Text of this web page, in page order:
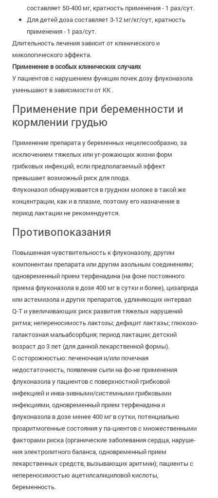
составляет 50-400 мг, кратность применения - 1 раз/сут.
Для детей доза составляет 3-12 мг/кг/сут, кратность
применения - 1 раз/сут.
Длительность лечения зависит от клинического и
микологического эффекта.
Применение в особых клинических случаях
У пациентов с нарушением функции почек дозу флуконазола
уменьшают в зависимости от КК .
Применение при беременности и
кормлении грудью
Применение препарата у беременных нецелесообразно, за
исключением тяжелых или уг-рожающих жизни форм
грибковых инфекций, если предполагаемый эффект
превышает возможный риск для плода.
Флуконазол обнаруживается в грудном молоке в такой же
концентрации, как и в плазме, поэтому его назначение в
период лактации не рекомендуется.
Противопоказания
Повышенная чувствительность к флуконазолу, другим
компонентам препарата или другим азольным соединениям;
одновременный прием терфенадина (на фоне постоянного
приема флуконазола в дозе 400 мг в сутки и более), цизаприда
или астемизола и других препаратов, удлиняющих интервал
Q-T и увеличивающих риск развития тяжелых нарушений
ритма; непереносимость лактозы; дефицит лактазы; глюкозо-
галактозная мальабсорбция; период лактации; детский
возраст до 3 лет (для данной лекарственной формы).
С осторожностью: печеночная и/или почечная
недостаточность, появление сыпи на фо-не применения
флуконазола у пациентов с поверхностной грибковой
инфекцией и инва-зивными/системными грибковыми
инфекциями, одновременный прием терфенадина и
флуконазола в дозе менее 400 мг в сутки, потенциально
проаритмогенные состояния у па-циентов с множественными
факторами риска (органические заболевания сердца, наруше-
ния электролитного баланса, одновременный прием
лекарственных средств, вызывающих аритмии); пациенты с
непереносимостью ацетилсалициловой кислоты,
беременность.